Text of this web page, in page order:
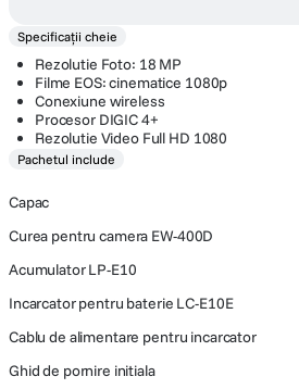
Specificații cheie
Rezolutie Foto: 18 MP
Filme EOS: cinematice 1080p
Conexiune wireless
Procesor DIGIC 4+
Rezolutie Video Full HD 1080
Pachetul include
Capac
Curea pentru camera EW-400D
Acumulator LP-E10
Incarcator pentru baterie LC-E10E
Cablu de alimentare pentru incarcator
Ghid de pornire initiala